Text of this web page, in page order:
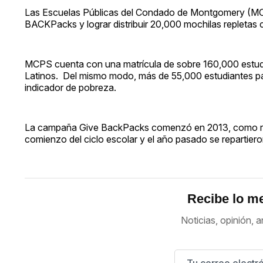
Las Escuelas Públicas del Condado de Montgomery
BACKPacks y lograr distribuir 20,000 mochilas
MCPS cuenta con una matrícula de sobre 160,000
Latinos. Del mismo modo, más de 55,000 estudiantes
indicador de pobreza.
La campaña Give BackPacks comenzó en 2013, como
comienzo del ciclo escolar y el año pasado se
Recibe lo
Noticias, opinión,